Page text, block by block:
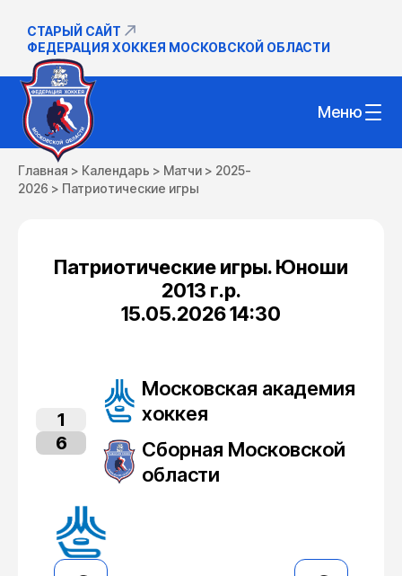
СТАРЫЙ САЙТ
ФЕДЕРАЦИЯ ХОККЕЯ МОСКОВСКОЙ ОБЛАСТИ
Меню
Главная > Календарь > Матчи > 2025-
2026 > Патриотические игры
Патриотические игры. Юноши
2013 г.р.
15.05.2026 14:30
Московская академия
хоккея
1
6
Сборная Московской
области